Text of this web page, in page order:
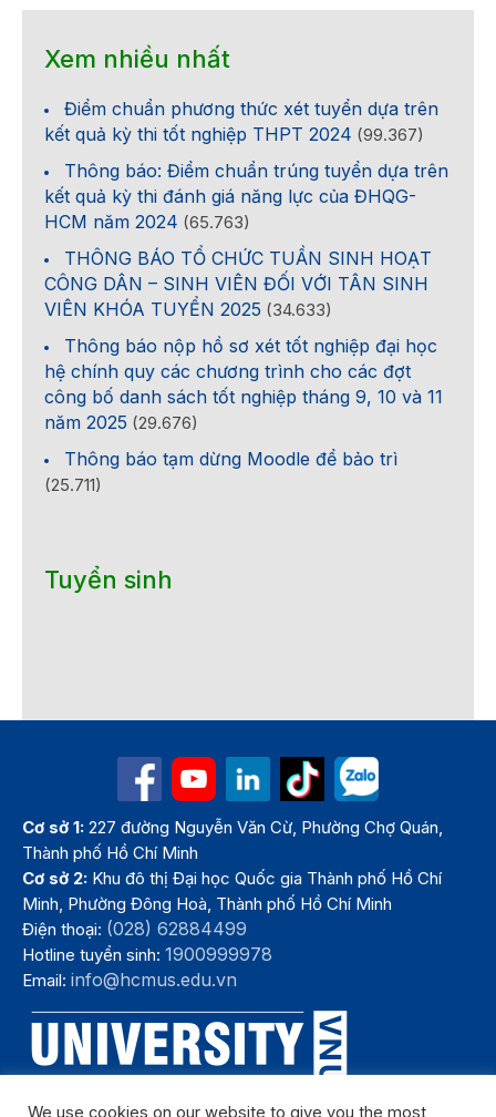
Xem nhiều nhất
Điểm chuẩn phương thức xét tuyển dựa trên
kết quả kỳ thi tốt nghiệp THPT 2024 (99.367)
Thông báo: Điểm chuẩn trúng tuyển dựa trên
kết quả kỳ thi đánh giá năng lực của ĐHQG-
HCM năm 2024 (65.763)
THÔNG BÁO TỔ CHỨC TUẦN SINH HOẠT
CÔNG DÂN – SINH VIÊN ĐỐI VỚI TÂN SINH
VIÊN KHÓA TUYỂN 2025 (34.633)
Thông báo nộp hồ sơ xét tốt nghiệp đại học
hệ chính quy các chương trình cho các đợt
công bố danh sách tốt nghiệp tháng 9, 10 và 11
năm 2025 (29.676)
Thông báo tạm dừng Moodle để bảo trì
(25.711)
Tuyển sinh
Cơ sở 1: 227 đường Nguyễn Văn Cừ, Phường Chợ Quán,
Thành phố Hồ Chí Minh
Cơ sở 2: Khu đô thị Đại học Quốc gia Thành phố Hồ Chí
Minh, Phường Đông Hoà, Thành phố Hồ Chí Minh
Điện thoại: (028) 62884499
Hotline tuyển sinh:1900999978
Email:info@hcmus.edu.vn
We use cookies on our website to give you the most